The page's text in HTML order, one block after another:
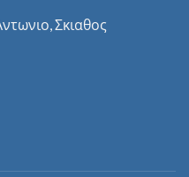
Σκιαθος